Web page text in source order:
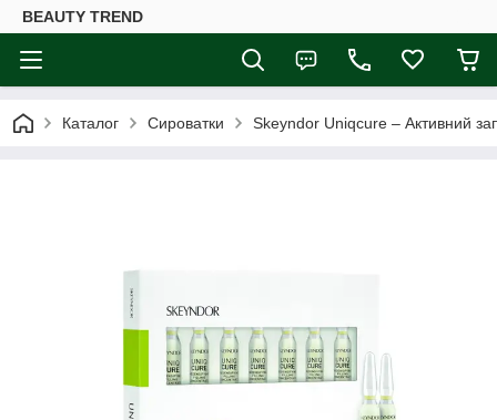
BEAUTY TREND
Каталог Сироватки Skeyndor Uniqcure – Активний